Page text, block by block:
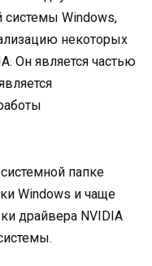
системы Windows,
некоторых
Он является частью
папке
Windows и чаще
драйвера NVIDIA